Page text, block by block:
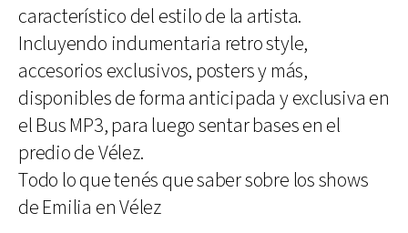
característico del estilo de la artista.
Incluyendo indumentaria retro style,
accesorios exclusivos, posters y más,
disponibles de forma anticipada y exclusiva en
el Bus MP3, para luego sentar bases en el
predio de Vélez.
Todo lo que tenés que saber sobre los shows
de Emilia en Vélez